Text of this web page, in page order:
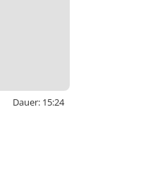
Dauer: 15:24